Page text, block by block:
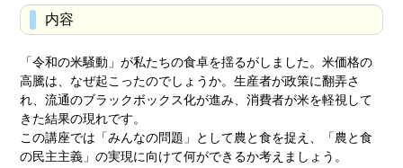
内容
「令和の米騒動」が私たちの食卓を揺るがしました。米価格の
高騰は、なぜ起こったのでしょうか。生産者が政策に翻弄さ
れ、流通のブラックボックス化が進み、消費者が米を軽視して
きた結果の現れです。
この講座では「みんなの問題」として農と食を捉え、「農と食
の民主主義」の実現に向けて何ができるか考えましょう。